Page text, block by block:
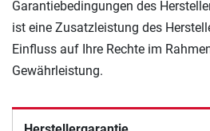
Garantiebedingungen des
ist eine Zusatzleistung des
Einfluss auf Ihre Rechte im
Gewährleistung.